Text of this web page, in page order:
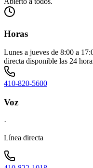
Horas
Lunes a jueves de 8:00 a
directa disponible las 24
410-820-5600
Voz
·
Línea directa